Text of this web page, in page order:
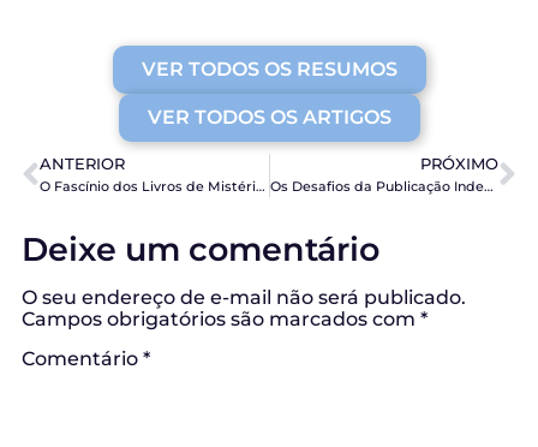
VER TODOS OS RESUMOS
VER TODOS OS ARTIGOS
ANTERIOR
O Fascínio dos Livros de Mistério e Suspense: Como Criar e Manter a Tensão Narrativa
PRÓXIMO
Os Desafios da Publicação Independente: Dicas para Autores que Desejam Autopublicar seus Livros
Deixe um comentário
O seu endereço de e-mail não será publicado.
Campos obrigatórios são marcados com *
Comentário *